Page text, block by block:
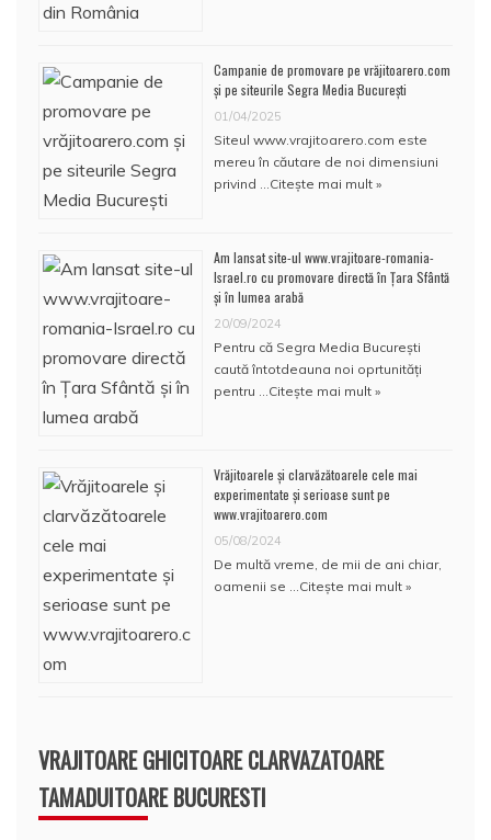
Campanie de promovare pe vrăjitoarero.com
și pe siteurile Segra Media București
01/04/2025
Siteul www.vrajitoarero.com este
mereu în căutare de noi dimensiuni
privind … Citește mai mult »
Am lansat site-ul www.vrajitoare-romania-
Israel.ro cu promovare directă în Țara Sfântă
și în lumea arabă
20/09/2024
Pentru că Segra Media București
caută întotdeauna noi oprtunități
pentru … Citește mai mult »
Vrăjitoarele și clarvăzătoarele cele mai
experimentate și serioase sunt pe
www.vrajitoarero.com
05/08/2024
De multă vreme, de mii de ani chiar,
oamenii se … Citește mai mult »
VRAJITOARE GHICITOARE CLARVAZATOARE
TAMADUITOARE BUCURESTI